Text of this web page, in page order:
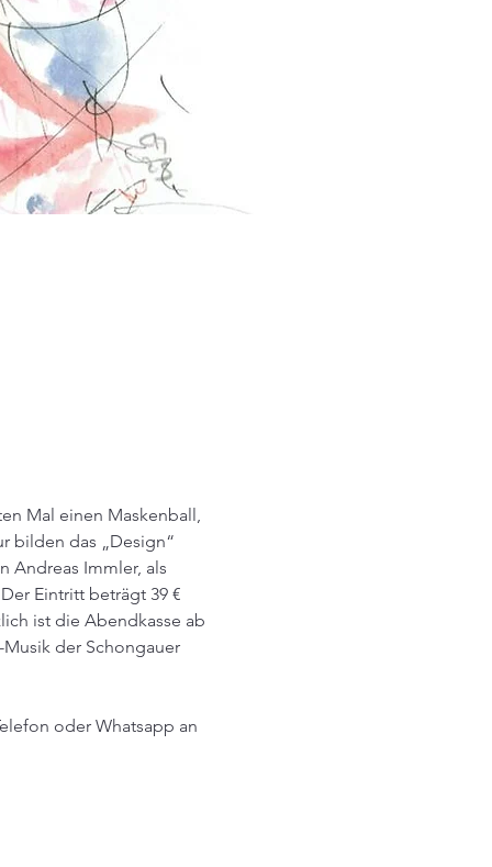
Mal einen Maskenball,
bilden das „Design“
Andreas Immler, als
Eintritt beträgt 39 €
ist die Abendkasse ab
der Schongauer
oder Whatsapp an